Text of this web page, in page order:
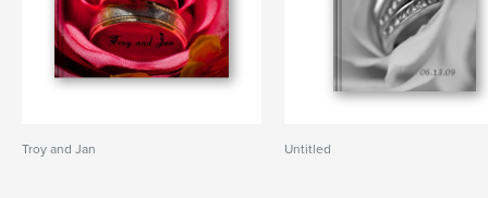
Troy and Jan Untitled